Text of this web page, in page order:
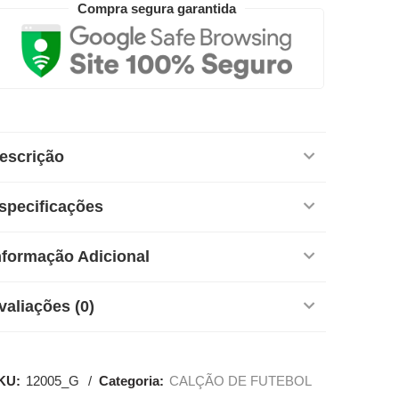
Compra segura garantida
Adicional
(0)
12005_G Categoria: CALÇÃO DE FUTEBOL